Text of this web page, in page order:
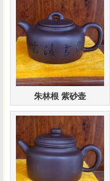
朱林根 紫砂壶